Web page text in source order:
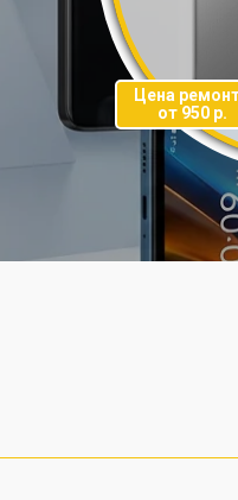
Цена
от 950 р.